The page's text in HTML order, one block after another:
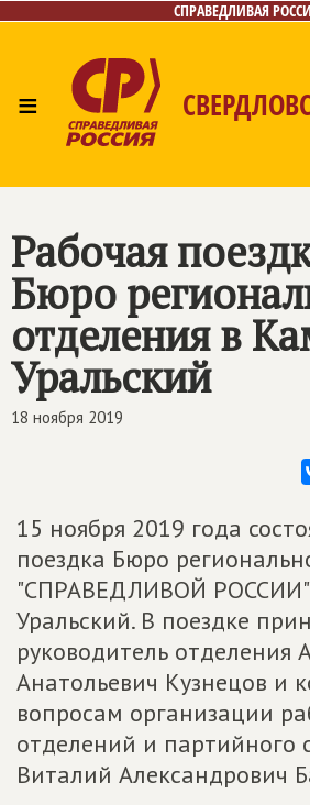
СПРАВЕДЛИВАЯ
≡
Рабочая
Бюро
отделения в
Уральский
18 ноября 2019
15 ноября 2019 года
поездка Бюро
"СПРАВЕДЛИВОЙ РОССИИ"
Уральский. В поездке
руководитель отделения
Анатольевич Кузнецов и
вопросам организации
отделений и партийного
Виталий Александрович